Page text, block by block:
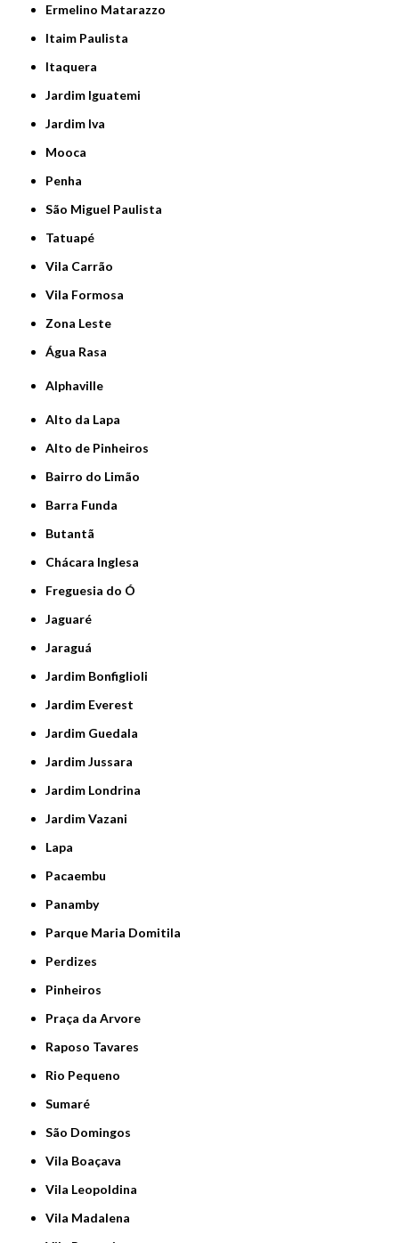
Ermelino Matarazzo
Itaim Paulista
Itaquera
Jardim Iguatemi
Jardim Iva
Mooca
Penha
São Miguel Paulista
Tatuapé
Vila Carrão
Vila Formosa
Zona Leste
Água Rasa
Alphaville
Alto da Lapa
Alto de Pinheiros
Bairro do Limão
Barra Funda
Butantã
Chácara Inglesa
Freguesia do Ó
Jaguaré
Jaraguá
Jardim Bonfiglioli
Jardim Everest
Jardim Guedala
Jardim Jussara
Jardim Londrina
Jardim Vazani
Lapa
Pacaembu
Panamby
Parque Maria Domitila
Perdizes
Pinheiros
Praça da Arvore
Raposo Tavares
Rio Pequeno
Sumaré
São Domingos
Vila Boaçava
Vila Leopoldina
Vila Madalena